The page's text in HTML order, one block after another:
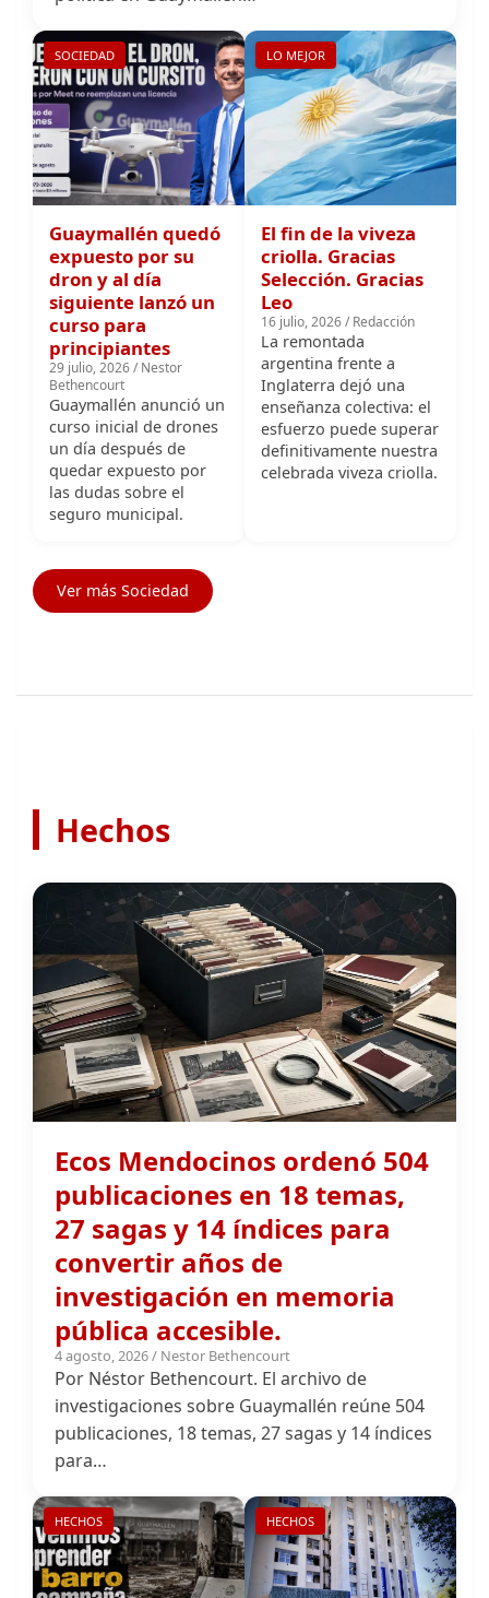
Guaymallén quedó
expuesto por su
dron y al día
siguiente lanzó un
curso para
principiantes
29 julio, 2026 / Nestor
Bethencourt
Guaymallén anunció un
curso inicial de drones
un día después de
quedar expuesto por
las dudas sobre el
seguro municipal.
El fin de la viveza
criolla. Gracias
Selección. Gracias
Leo
16 julio, 2026 / Redacción
La remontada
argentina frente a
Inglaterra dejó una
enseñanza colectiva: el
esfuerzo puede superar
definitivamente nuestra
celebrada viveza criolla.
Ver más Sociedad
Ecos Mendocinos ordenó 504
publicaciones en 18 temas,
27 sagas y 14 índices para
convertir años de
investigación en memoria
pública accesible.
4 agosto, 2026 / Nestor Bethencourt
Por Néstor Bethencourt. El archivo de
investigaciones sobre Guaymallén reúne 504
publicaciones, 18 temas, 27 sagas y 14 índices
para…